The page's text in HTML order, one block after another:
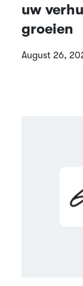
uw
groeien
August 26,